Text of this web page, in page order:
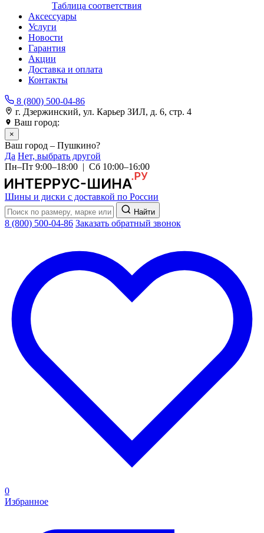
Таблица соответствия
Аксессуары
Услуги
Новости
Гарантия
Акции
Доставка и оплата
Контакты
8 (800) 500-04-86
г. Дзержинский, ул. Карьер ЗИЛ, д. 6, стр. 4
Ваш город:
×
Ваш город – Пушкино?
Да Нет, выбрать другой
Пн–Пт 9:00–18:00 | Сб 10:00–16:00
Шины и диски с доставкой по России
Найти
8 (800) 500-04-86 Заказать обратный звонок
0
Избранное